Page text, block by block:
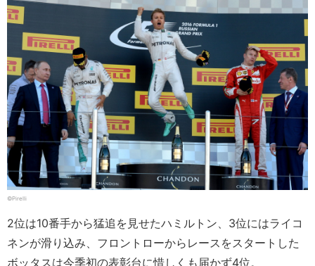
©Pirelli
2位は10番手から猛追を見せたハミルトン、3位にはライコ
ネンが滑り込み、フロントローからレースをスタートした
ボッタスは今季初の表彰台に惜しくも届かず4位。